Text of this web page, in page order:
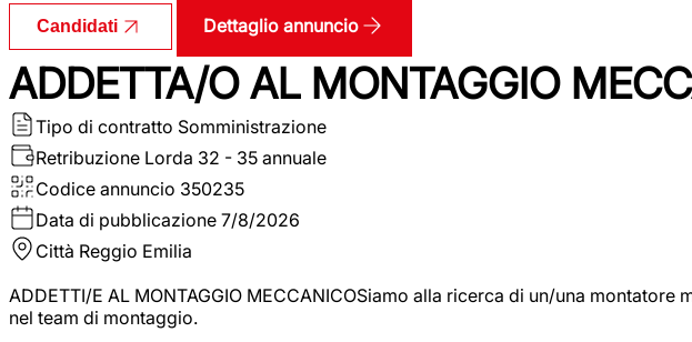
Candidati Dettaglio annuncio
ADDETTA/O AL MONTAGGIO
Tipo di contratto Somministrazione
Retribuzione Lorda 32 - 35 annuale
Codice annuncio 350235
Data di pubblicazione 7/8/2026
Città Reggio Emilia
ADDETTI/E AL MONTAGGIO MECCANICOSiamo alla ricerca di un/una
nel team di montaggio.